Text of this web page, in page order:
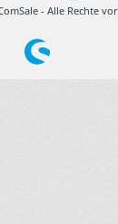
- Alle Rechte